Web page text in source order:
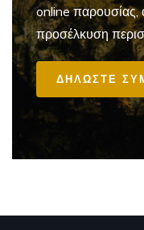
online παρουσίας,
προσέλκυση
ΔΗΛΩΣΤΕ